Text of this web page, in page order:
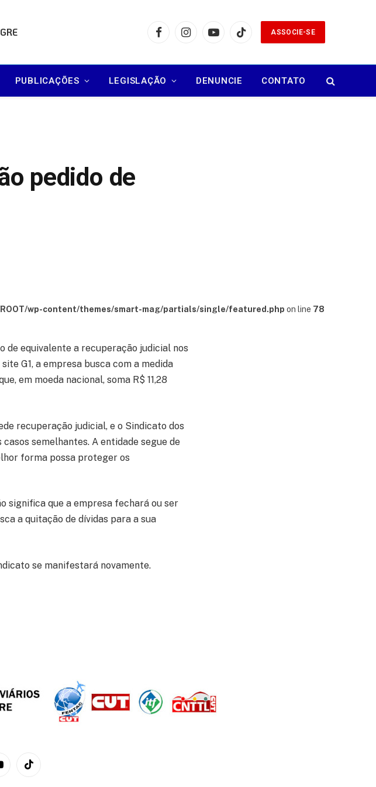
FacebookInstagramYouTubeTikTok
ASSOCIE-SE
PUBLICAÇÕES LEGISLAÇÃO DENUNCIE CONTATO
pedido de
wp-content/themes/smart-mag/partials/single/featured.php on line 78
de equivalente a recuperação judicial nos
G1, a empresa busca com a medida
em moeda nacional, soma R$ 11,28
recuperação judicial, e o Sindicato dos
semelhantes. A entidade segue de
forma possa proteger os
significa que a empresa fechará ou ser
a quitação de dívidas para a sua
se manifestará novamente.
TikTok